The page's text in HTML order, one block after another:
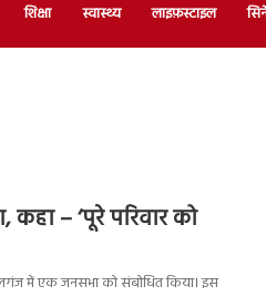
शिक्षा स्वास्थ्य लाइफ़स्टाइल
– ‘पूरे परिवार को
में एक जनसभा को संबोधित किया। इस